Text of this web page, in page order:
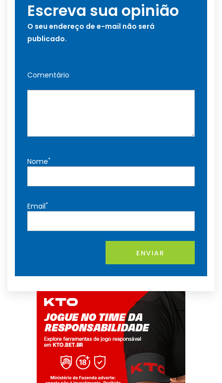
Escreva sua opinião
O seu endereço de e-mail não será
publicado.
Comentário
Nome*
Email*
ENVIAR